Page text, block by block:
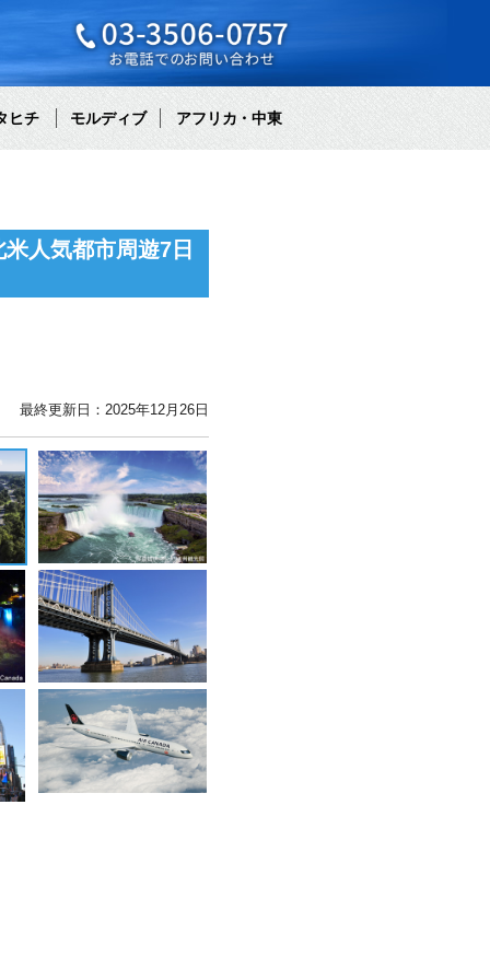
ヒチ モルディブ アフリカ・中東
人気都市周遊7日
最終更新日：2025年12月26日